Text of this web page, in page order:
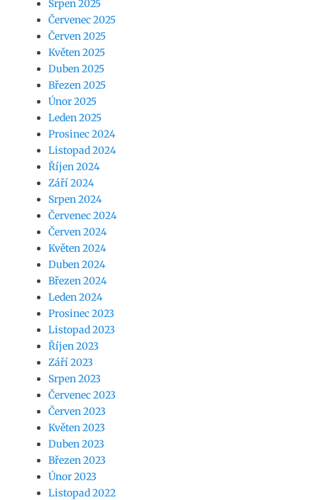
Srpen 2025
Červenec 2025
Červen 2025
Květen 2025
Duben 2025
Březen 2025
Únor 2025
Leden 2025
Prosinec 2024
Listopad 2024
Říjen 2024
Září 2024
Srpen 2024
Červenec 2024
Červen 2024
Květen 2024
Duben 2024
Březen 2024
Leden 2024
Prosinec 2023
Listopad 2023
Říjen 2023
Září 2023
Srpen 2023
Červenec 2023
Červen 2023
Květen 2023
Duben 2023
Březen 2023
Únor 2023
Listopad 2022